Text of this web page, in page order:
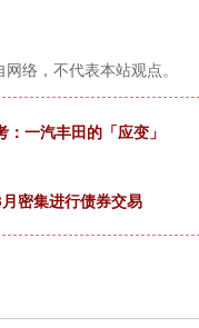
络，不代表本站观点。
一汽丰田的「应变」
密集进行债券交易